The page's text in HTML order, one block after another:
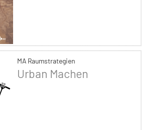
MA Raumstrategien
Urban Machen